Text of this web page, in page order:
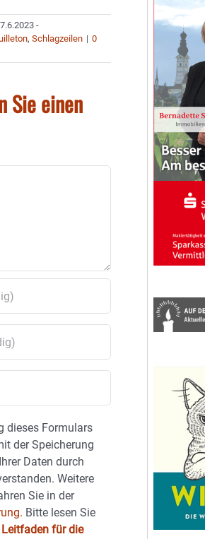
-
,Schlagzeilen | 0
Sie einen
dieses Formulars
der Speicherung
Daten durch
Weitere
Sie in der
Bitte lesen Sie
Leitfaden für die